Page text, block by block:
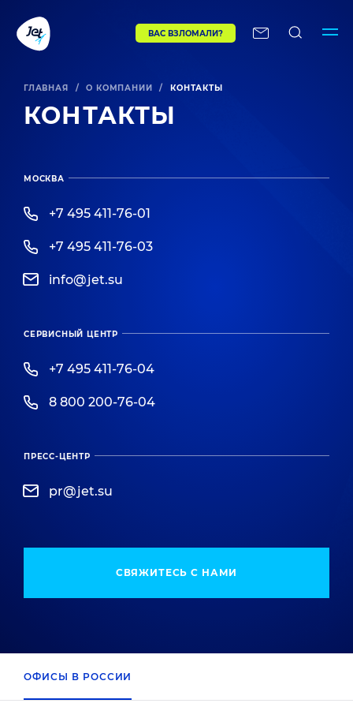
ВАС ВЗЛОМАЛИ?
ГЛАВНАЯ / О КОМПАНИИ / КОНТАКТЫ
КОНТАКТЫ
МОСКВА
+7 495 411-76-01
+7 495 411-76-03
info@jet.su
СЕРВИСНЫЙ ЦЕНТР
+7 495 411-76-04
8 800 200-76-04
ПРЕСС-ЦЕНТР
pr@jet.su
СВЯЖИТЕСЬ С НАМИ
Филиалы
JetОФИСЫ В РОССИИ